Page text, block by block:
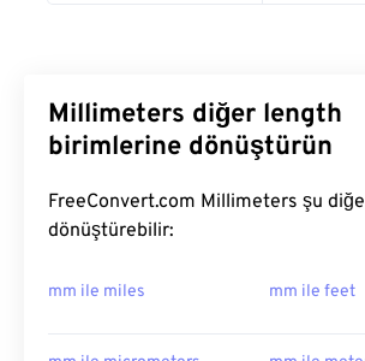
Millimeters diğer length
birimlerine dönüştürün
FreeConvert.com Millimeters şu
dönüştürebilir:
mm ile miles mm ile feet